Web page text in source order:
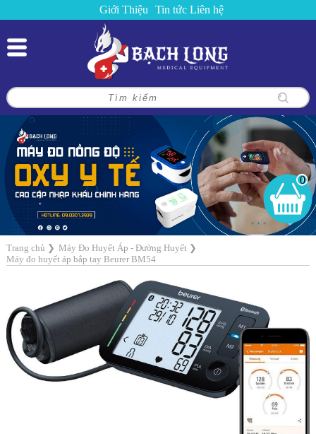
Giới Thiệu Tin tức Liên hệ
0
Trang chủ ❯ Máy Đo Huyết Áp - Đường Huyết❯
Máy đo huyết áp bắp tay Beurer BM54